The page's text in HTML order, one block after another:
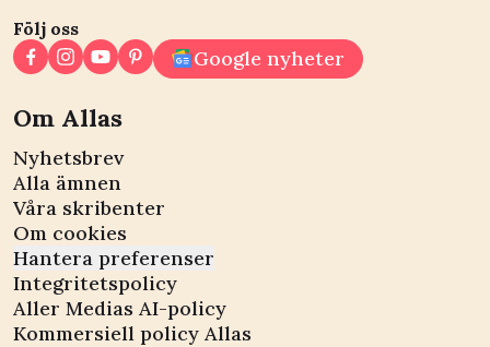
Följ oss
Google nyheter
Om Allas
Nyhetsbrev
Alla ämnen
Våra skribenter
Om cookies
Hantera preferenser
Integritetspolicy
Aller Medias AI-policy
Kommersiell policy Allas